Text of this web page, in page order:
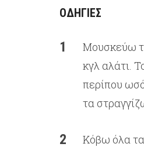
ΟΔΗΓΙΕΣ
Μουσκεύω
κγλ αλάτι.
περίπου
τα
Κόβω όλα τα